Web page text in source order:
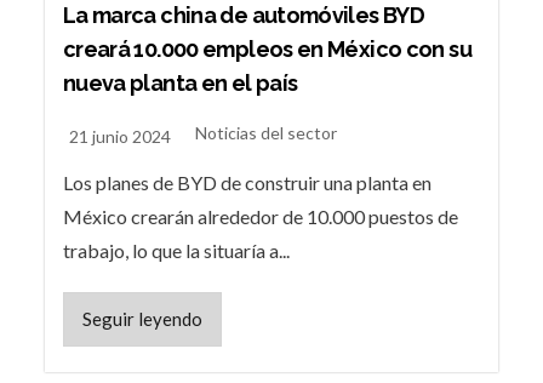
La marca china de automóviles BYD
creará 10.000 empleos en México con su
nueva planta en el país
21 junio 2024 Noticias del sector
Los planes de BYD de construir una planta en
México crearán alrededor de 10.000 puestos de
trabajo, lo que la situaría a...
Seguir leyendo